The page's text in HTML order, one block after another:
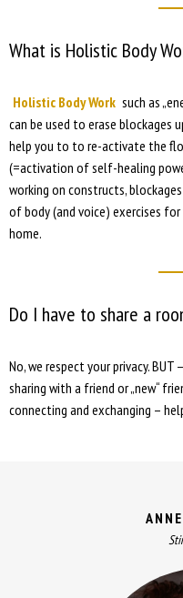
What is Holistic Body
Holistic Body Work such as
can be used to erase blockages
help you to to re-activate the
(=activation of self-healing
working on constructs,
of body (and voice) exercises
home.
Do I have to share a
No, we respect your privacy.
sharing with a friend or „new“
connecting and exchanging –